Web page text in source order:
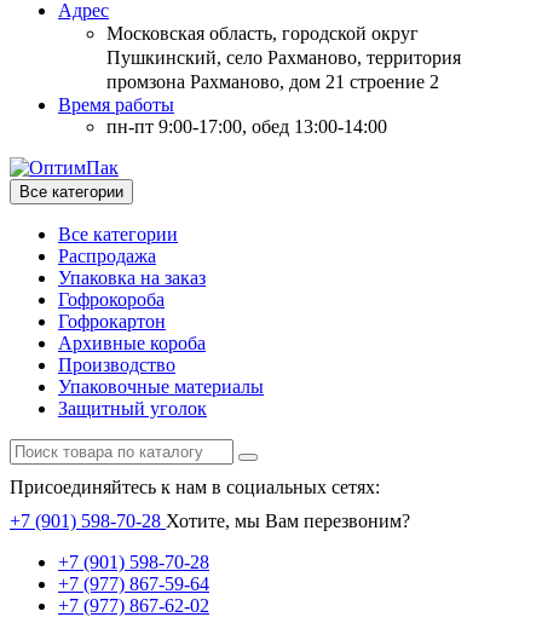
Адрес
Московская область, городской округ
Пушкинский, село Рахманово, территория
промзона Рахманово, дом 21 строение 2
Время работы
пн-пт 9:00-17:00, обед 13:00-14:00
Все категории
Все категории
Распродажа
Упаковка на заказ
Гофрокороба
Гофрокартон
Архивные короба
Производство
Упаковочные материалы
Защитный уголок
Присоединяйтесь к нам в социальных сетях:
+7 (901) 598-70-28 Хотите, мы Вам перезвоним?
+7 (901) 598-70-28
+7 (977) 867-59-64
+7 (977) 867-62-02